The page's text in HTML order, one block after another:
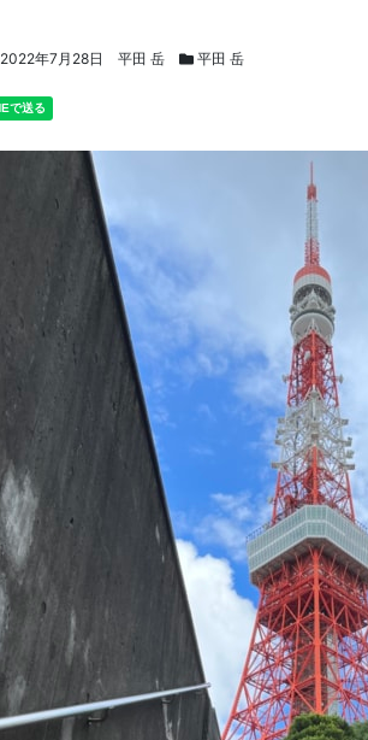
更新日
2022年7月28日 著者
平田 岳 スタッフブログカテゴリー
平田 岳